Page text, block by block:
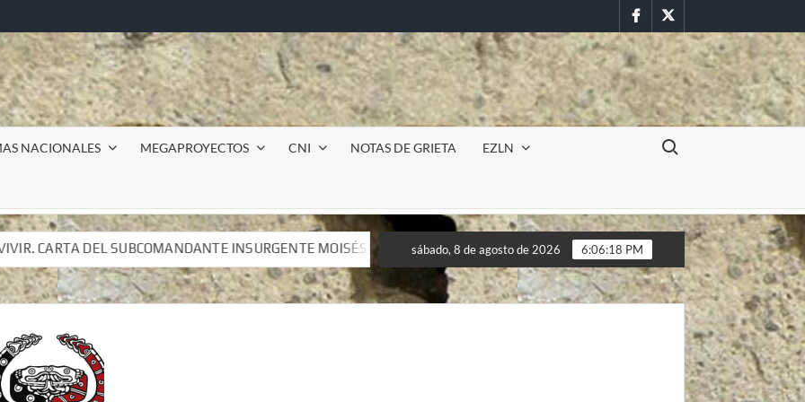
FacebookTwitter
NACIONALES MEGAPROYECTOS CNI NOTAS DE GRIETA EZLN
Buscar:
INSURGENTE MOISÉS A LUIS DE TAVIRA
Incursión militar en la UAEM (Morelos) durante paro estudiantil por
INSURGENTE MOISÉS A LUIS DE TAVIRA
Incursión militar en la UAEM (Morelos) durante paro estudiantil por
sábado, 8 de agosto de 2026 6:06:20 PM